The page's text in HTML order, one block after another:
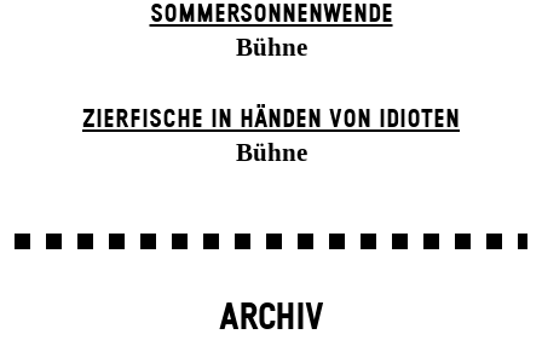
SOMMER­SONNEN­WENDE
Bühne
ZIER­FISCHE IN HÄNDEN VON IDIOTEN
Bühne
ARCHIV